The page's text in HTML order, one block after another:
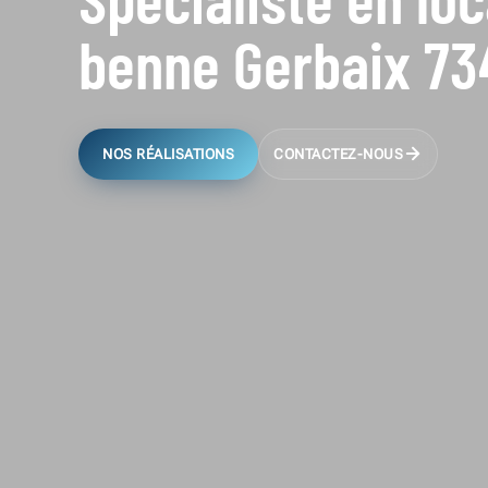
benne Gerbaix
NOS RÉALISATIONS CONTACTEZ-NOUS